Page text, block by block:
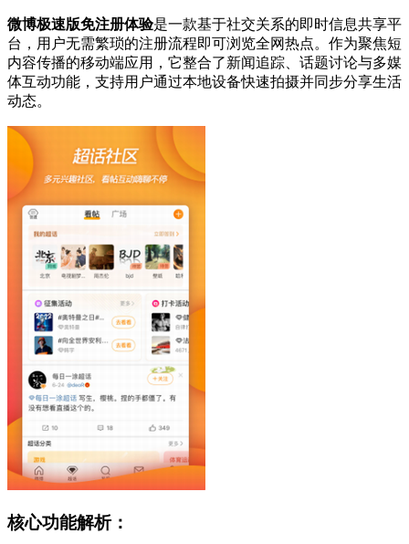
微博极速版免注册体验是一款基于社交关系的即时信息共享平
台，用户无需繁琐的注册流程即可浏览全网热点。作为聚焦短
内容传播的移动端应用，它整合了新闻追踪、话题讨论与多媒
体互动功能，支持用户通过本地设备快速拍摄并同步分享生活
动态。
核心功能解析：